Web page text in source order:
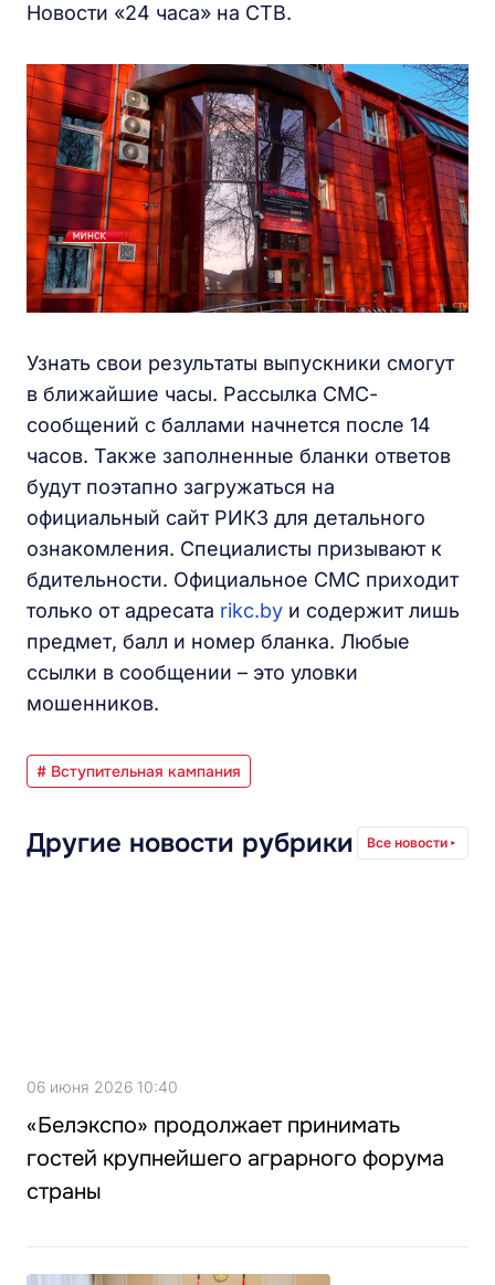
Новости «24 часа» на СТВ.
Узнать свои результаты выпускники смогут
в ближайшие часы. Рассылка СМС-
сообщений с баллами начнется после 14
часов. Также заполненные бланки ответов
будут поэтапно загружаться на
официальный сайт РИКЗ для детального
ознакомления. Специалисты призывают к
бдительности. Официальное СМС приходит
только от адресата rikc.by и содержит лишь
предмет, балл и номер бланка. Любые
ссылки в сообщении – это уловки
мошенников.
# Вступительная кампания
Другие новости рубрики Все новости
06 июня 2026 10:40
«Белэкспо» продолжает принимать
гостей крупнейшего аграрного форума
страны